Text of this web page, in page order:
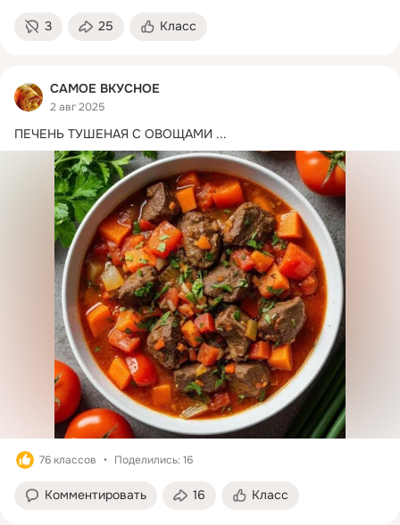
3 25 Класс
САМОЕ ВКУСНОЕ
2 авг 2025
​ПЕЧЕНЬ ТУШЕНАЯ С ОВОЩАМИ ...
76 классов Поделились: 16
Комментировать 16 Класс